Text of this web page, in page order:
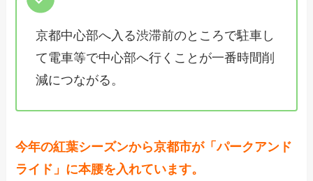
京都中心部へ入る渋滞前のところで駐車し
て電車等で中心部へ行くことが一番時間削
減につながる。
今年の紅葉シーズンから京都市が「パークアンド
ライド」に本腰を入れています。